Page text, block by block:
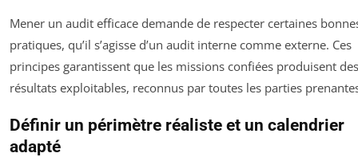
Mener un audit efficace demande de respecter certaines
pratiques, qu’il s’agisse d’un audit interne comme externe. Ces
principes garantissent que les missions confiées produisent des
résultats exploitables, reconnus par toutes les parties
Définir un périmètre réaliste et un calendrier
adapté